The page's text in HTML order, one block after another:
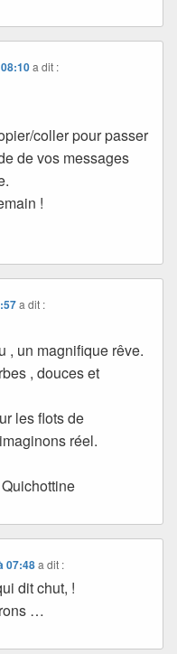
a dit :
coller pour passer
de vos messages
!
a dit :
, un magnifique rêve.
, douces et
les flots de
réel.
07:48 a dit :
dit chut, !
…